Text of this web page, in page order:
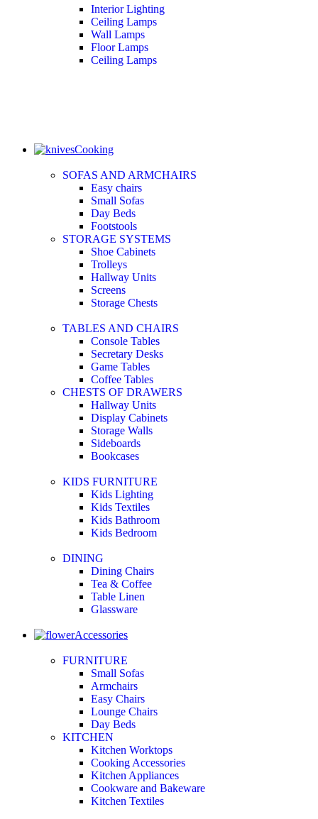
Interior Lighting
Ceiling Lamps
Wall Lamps
Floor Lamps
Ceiling Lamps
Cooking
SOFAS AND ARMCHAIRS
Easy chairs
Small Sofas
Day Beds
Footstools
STORAGE SYSTEMS
Shoe Cabinets
Trolleys
Hallway Units
Screens
Storage Chests
TABLES AND CHAIRS
Console Tables
Secretary Desks
Game Tables
Coffee Tables
CHESTS OF DRAWERS
Hallway Units
Display Cabinets
Storage Walls
Sideboards
Bookcases
KIDS FURNITURE
Kids Lighting
Kids Textiles
Kids Bathroom
Kids Bedroom
DINING
Dining Chairs
Tea & Coffee
Table Linen
Glassware
Accessories
FURNITURE
Small Sofas
Armchairs
Easy Chairs
Lounge Chairs
Day Beds
KITCHEN
Kitchen Worktops
Cooking Accessories
Kitchen Appliances
Cookware and Bakeware
Kitchen Textiles